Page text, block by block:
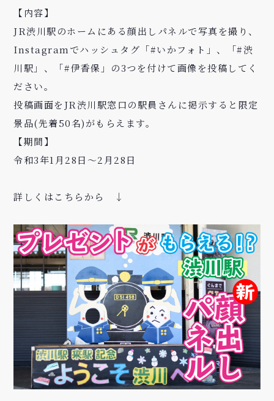
【内容】
JR渋川駅のホームにある顔出しパネルで写真を撮り、
Instagram でハッシュタグ「#いかフォト」、「#渋
川駅」、「#伊香保」の3つを付けて画像を投稿してく
ださい。
投稿画面を JR 渋川駅窓口の駅員さんに掲示すると限定
景品(先着50名)がもらえます。
【期間】
令和3年1 月 28日～2 月 28日
詳しくはこちらから ↓